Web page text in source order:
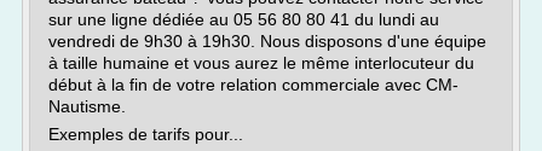
sur une ligne dédiée au 05 56 80 80 41 du lundi au
vendredi de 9h30 à 19h30. Nous disposons d'une équipe
à taille humaine et vous aurez le même interlocuteur du
début à la fin de votre relation commerciale avec CM-
Nautisme.
Exemples de tarifs pour...